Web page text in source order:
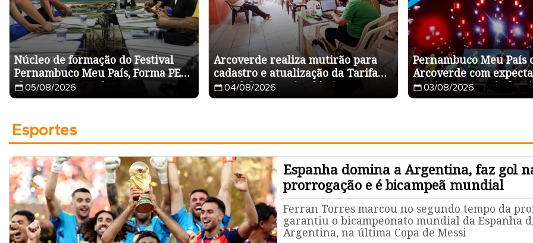
Núcleo de formação do Festival
Pernambuco Meu País, Forma PE
chega a Arcoverde com
capacitação nas áreas de
moda e economia criativa
05/08/2026
Arcoverde realiza mutirão para
cadastro e atualização da Tarifa
Social de Energia Elétrica
04/08/2026
Pernambuco Meu País
Arcoverde com
movimentar mais de R$
durante os cinco dias
03/08/2026
Esportes
Espanha domina a Argentina, faz gol
prorrogação e é bicampeã mundial
Ferran Torres marcou no segundo tempo da
garantiu o bicampeonato mundial da Espanha
Argentina, na última Copa de Messi